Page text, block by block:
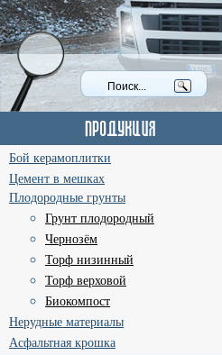
Бой керамоплитки
Цемент в мешках
Плодородные грунты
Грунт плодородный
Чернозём
Торф низинный
Торф верховой
Биокомпост
Нерудные материалы
Асфальтная крошка